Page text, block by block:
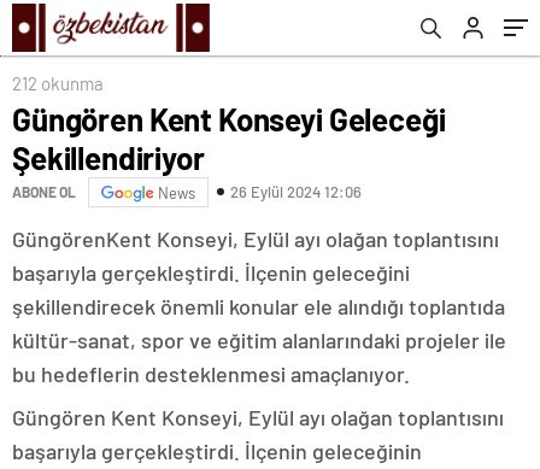
212 okunma
Güngören Kent Konseyi Geleceği
Şekillendiriyor
ABONE OL News 26 Eylül 2024 12:06
GüngörenKent Konseyi, Eylül ayı olağan toplantısını
başarıyla gerçekleştirdi. İlçenin geleceğini
şekillendirecek önemli konular ele alındığı toplantıda
kültür-sanat, spor ve eğitim alanlarındaki projeler ile
bu hedeflerin desteklenmesi amaçlanıyor.
Güngören Kent Konseyi, Eylül ayı olağan toplantısını
başarıyla gerçekleştirdi. İlçenin geleceğinin